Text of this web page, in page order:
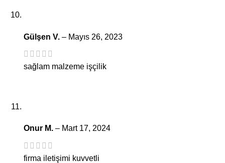
Gülşen V. – Mayıs 26, 2023
sağlam malzeme işçilik
Onur M. – Mart 17, 2024
firma iletişimi kuvvetli